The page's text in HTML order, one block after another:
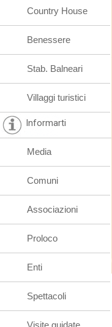
Country House
Benessere
Stab. Balneari
Villaggi turistici
Informarti
Media
Comuni
Associazioni
Proloco
Enti
Spettacoli
Visite guidate